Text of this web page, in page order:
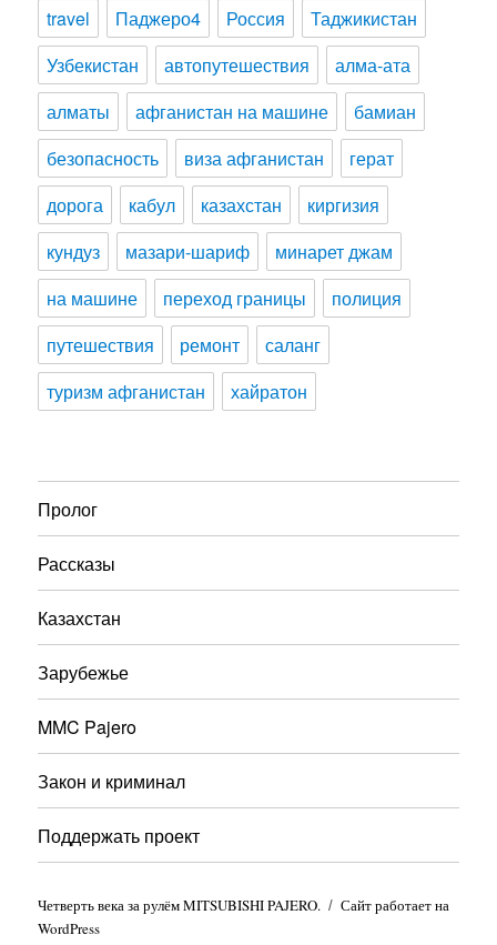
travel
Паджеро4 Россия
Таджикистан
Узбекистан
автопутешествия
алма-ата
алматы
афганистан на машине
бамиан
безопасность
виза афганистан
герат
дорога
кабул казахстан
киргизия
кундуз
мазари-шариф
минарет джам
на машине
переход границы
полиция
путешествия
ремонт
саланг
туризм афганистан
хайратон
Пролог
Рассказы
Казахстан
Зарубежье
MMC Pajero
Закон и криминал
Поддержать проект
Четверть века за рулём MITSUBISHI PAJERO.
Сайт работает на
WordPress